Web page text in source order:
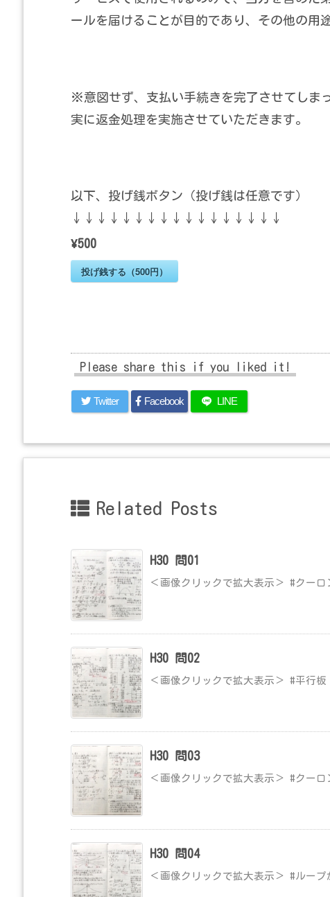
ールを届けることが目的であり、その他の用
※意図せず、支払い手続きを完了させてしま
実に返金処理を実施させていただきます。
以下、投げ銭ボタン（投げ銭は任意です）
↓↓↓↓↓↓↓↓↓↓↓↓↓↓↓↓↓
¥500
投げ銭する（500円）
Please share this if you liked it!
Twitter Facebook LINE
Related Posts
H30 問01
＜画像クリックで拡大表示＞ #クー
H30 問02
＜画像クリックで拡大表示＞ #平行
H30 問03
＜画像クリックで拡大表示＞ #クー
H30 問04
＜画像クリックで拡大表示＞ #ループ